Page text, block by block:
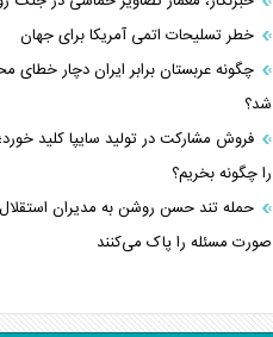
خطر تسلیحات اتمی آمریکا برای جهان
چگونه عربستان برابر ایران دچار خطای
شد؟
را چگونه بخریم؟
حمله تند حسن روشن به مدیران
صورت مسئله را پاک می‌کنند